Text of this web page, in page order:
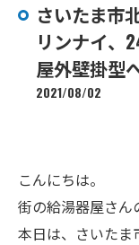
さいたま市
リンナイ、
屋外壁掛型
2021/08/02
こんにちは。
街の給湯器屋さん
本日は、さいたま